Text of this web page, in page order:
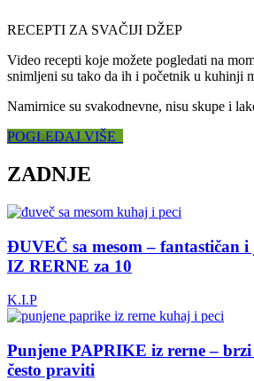
RECEPTI ZA SVAČIJI DŽEP
Video recepti koje možete pogledati na
snimljeni su tako da ih i početnik u kuhinji
Namirnice su svakodnevne, nisu skupe i
POGLEDAJ VIŠE
ZADNJE
ĐUVEČ sa mesom – fantastičan
IZ RERNE za 10
K.I.P
Punjene PAPRIKE iz rerne –
često praviti